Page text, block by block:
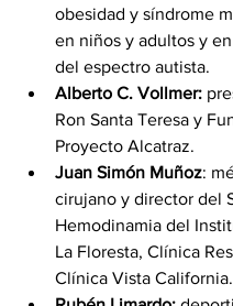
obesidad y síndrome
en niños y adultos y
del espectro autista.
Alberto C. Vollmer:
Ron Santa Teresa y
Proyecto Alcatraz.
Juan Simón Muñoz:
cirujano y director del
Hemodinamia del
La Floresta, Clínica
Clínica Vista California.